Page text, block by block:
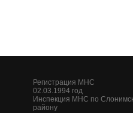
Регистрация МНС
02.03.1994 год
Инспекция МНС по
району